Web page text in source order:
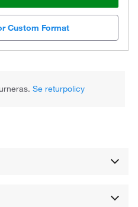
Custom Format
Se returpolicy